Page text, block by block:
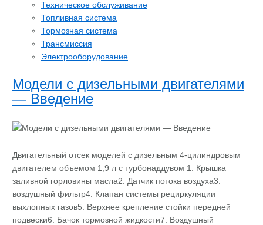
Техническое обслуживание
Топливная система
Тормозная система
Трансмиссия
Электрооборудование
Модели с дизельными двигателями
— Введение
Двигательный отсек моделей с дизельным 4-цилиндровым
двигателем объемом 1,9 л с турбонаддувом 1. Крышка
заливной горловины масла2. Датчик потока воздуха3.
воздушный фильтр4. Клапан системы рециркуляции
выхлопных газов5. Верхнее крепление стойки передней
подвески6. Бачок тормозной жидкости7. Воздушный